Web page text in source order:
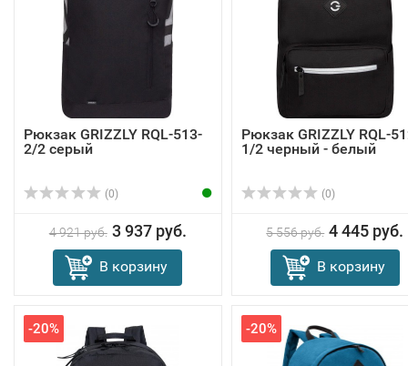
Рюкзак GRIZZLY RQL-513-
2/2 серый
(0)
4 921 руб. 3 937 руб.
В корзину
Рюкзак GRIZZLY RQL-
1/2 черный - белый
(0)
5 556 руб. 4 445 руб.
В корзину
-20% -20%